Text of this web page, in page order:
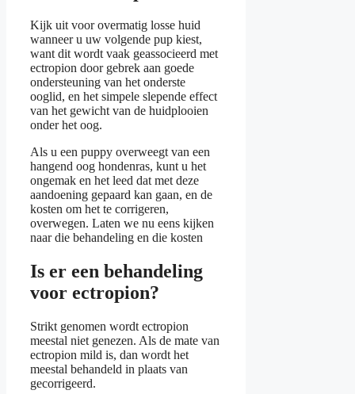
Kijk uit voor overmatig losse huid
wanneer u uw volgende pup kiest,
want dit wordt vaak geassocieerd met
ectropion door gebrek aan goede
ondersteuning van het onderste
ooglid, en het simpele slepende effect
van het gewicht van de huidplooien
onder het oog.
Als u een puppy overweegt van een
hangend oog hondenras, kunt u het
ongemak en het leed dat met deze
aandoening gepaard kan gaan, en de
kosten om het te corrigeren,
overwegen. Laten we nu eens kijken
naar die behandeling en die kosten
Is er een behandeling
voor ectropion?
Strikt genomen wordt ectropion
meestal niet genezen. Als de mate van
ectropion mild is, dan wordt het
meestal behandeld in plaats van
gecorrigeerd.